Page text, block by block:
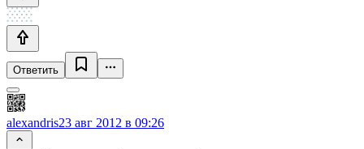
Ответить
alexandris23 авг 2012 в 09:26